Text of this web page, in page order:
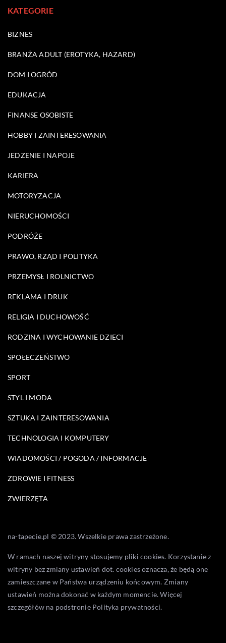
KATEGORIE
BIZNES
BRANŻA ADULT (EROTYKA, HAZARD)
DOM I OGRÓD
EDUKACJA
FINANSE OSOBISTE
HOBBY I ZAINTERESOWANIA
JEDZENIE I NAPOJE
KARIERA
MOTORYZACJA
NIERUCHOMOŚCI
PODRÓŻE
PRAWO, RZĄD I POLITYKA
PRZEMYSŁ I ROLNICTWO
REKLAMA I DRUK
RELIGIA I DUCHOWOŚĆ
RODZINA I WYCHOWANIE DZIECI
SPOŁECZEŃSTWO
SPORT
STYL I MODA
SZTUKA I ZAINTERESOWANIA
TECHNOLOGIA I KOMPUTERY
WIADOMOŚCI / POGODA / INFORMACJE
ZDROWIE I FITNESS
ZWIERZĘTA
na-tapecie.pl © 2023. Wszelkie prawa zastrzeżone.
W ramach naszej witryny stosujemy pliki cookies. Korzystanie z
witryny bez zmiany ustawień dot. cookies oznacza, że będą one
zamieszczane w Państwa urządzeniu końcowym. Zmiany
ustawień można dokonać w każdym momencie. Więcej
szczegółów na podstronie Polityka prywatności.